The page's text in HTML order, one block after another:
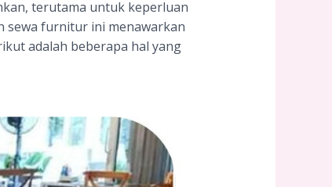
terutama untuk keperluan
sewa furnitur ini menawarkan
adalah beberapa hal yang